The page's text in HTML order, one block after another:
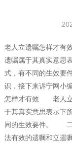
老人立遗嘱怎样才有
遗嘱属于其真实意思
式，有不同的生效要
识，接下来诉宁网
怎样才有效 老人立
于其真实意思表示下
同的生效要件。
法有效的遗嘱和立